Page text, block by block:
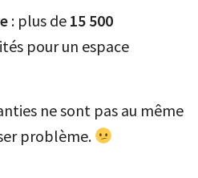
: plus de 15 500
pour un espace
ne sont pas au même
problème.